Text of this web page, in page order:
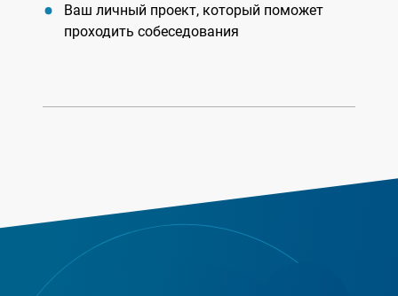
Ваш личный проект, который поможет
проходить собеседования